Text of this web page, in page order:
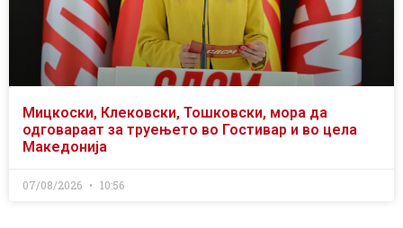
Мицкоски, Клековски, Тошковски, мора да
одговараат за труењето во Гостивар и во цела
Македонија
07/08/2026 10:56